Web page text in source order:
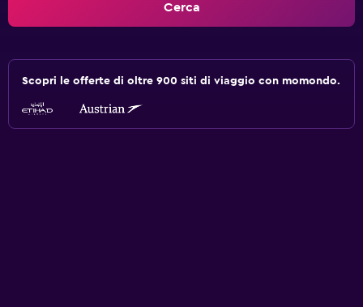
Cerca
Scopri le offerte di oltre 900 siti di viaggio con momondo.